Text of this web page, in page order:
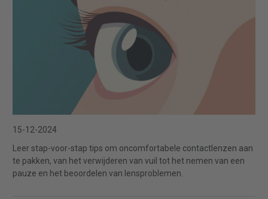
15-12-2024
Leer stap-voor-stap tips om oncomfortabele contactlenzen aan
te pakken, van het verwijderen van vuil tot het nemen van een
pauze en het beoordelen van lensproblemen.